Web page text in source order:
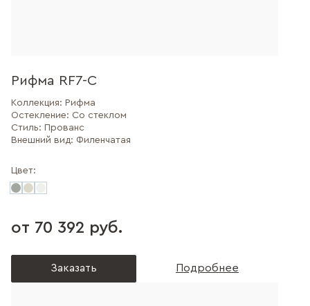
Рифма RF7-C
Коллекция: Рифма
Остекление: Со стеклом
Стиль: Прованс
Внешний вид: Филенчатая
Цвет:
от 70 392 руб.
Заказать Подробнее